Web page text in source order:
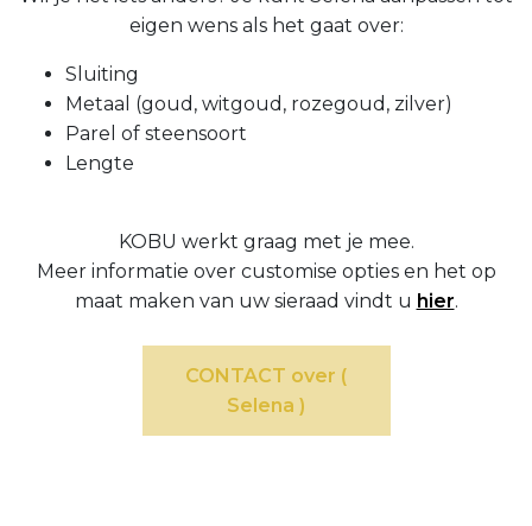
eigen wens als het gaat over:
Sluiting
Metaal (goud, witgoud, rozegoud, zilver)
Parel of steensoort
Lengte
KOBU werkt graag met je mee.
Meer informatie over customise opties en het op
maat maken van uw sieraad vindt u hier.
CONTACT over (
Selena )